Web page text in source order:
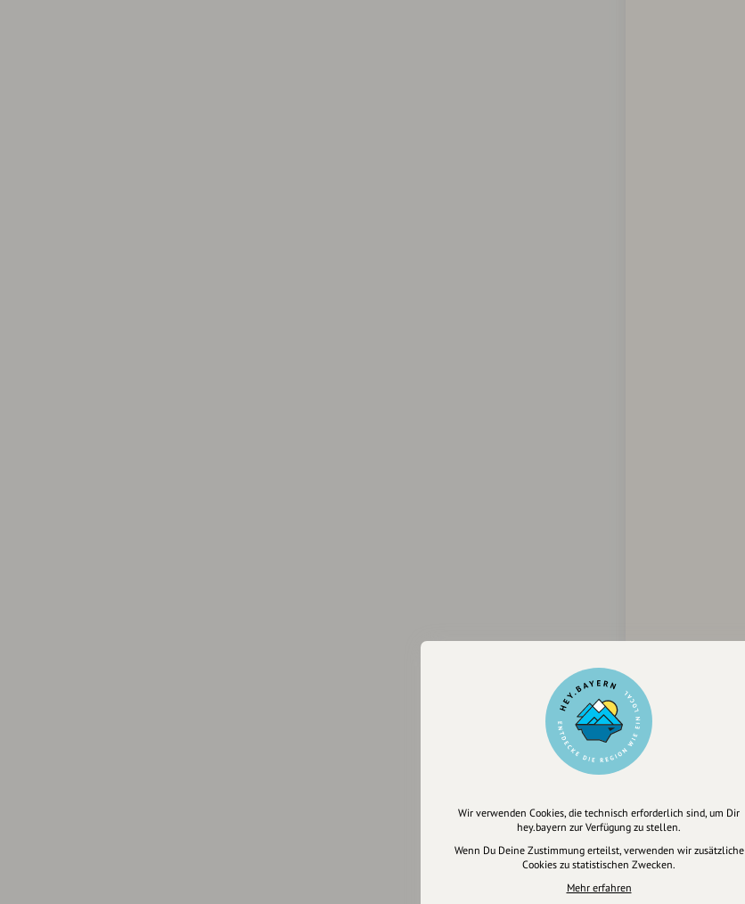
Wir verwenden Cookies, die technisch erforderlich sind, um Dir
hey.bayern zur Verfügung zu stellen.
Wenn Du Deine Zustimmung erteilst, verwenden wir zusätzliche
Cookies zu statistischen Zwecken.
Mehr erfahren